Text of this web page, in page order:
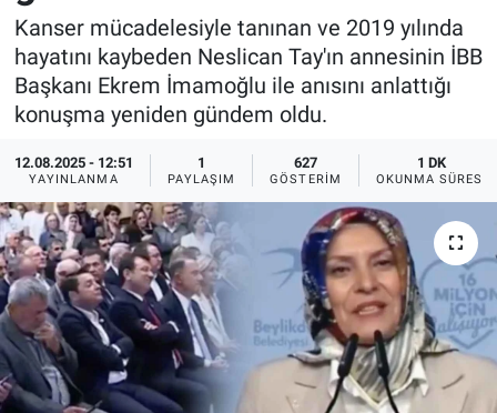
Kanser mücadelesiyle tanınan ve 2019 yılında
hayatını kaybeden Neslican Tay'ın annesinin İBB
Başkanı Ekrem İmamoğlu ile anısını anlattığı
konuşma yeniden gündem oldu.
12.08.2025 - 12:51
YAYINLANMA
1
PAYLAŞIM
627
GÖSTERIM
1 DK
OKUNMA SÜRESI
Dünya
Ege Saati
Ege'den Esintiler
Eğitim
Eğlence
Ekonomi
Forum
Spor
Yayın Akışı
İletişim
Son Dakika Haberleri
Haber Arşivi